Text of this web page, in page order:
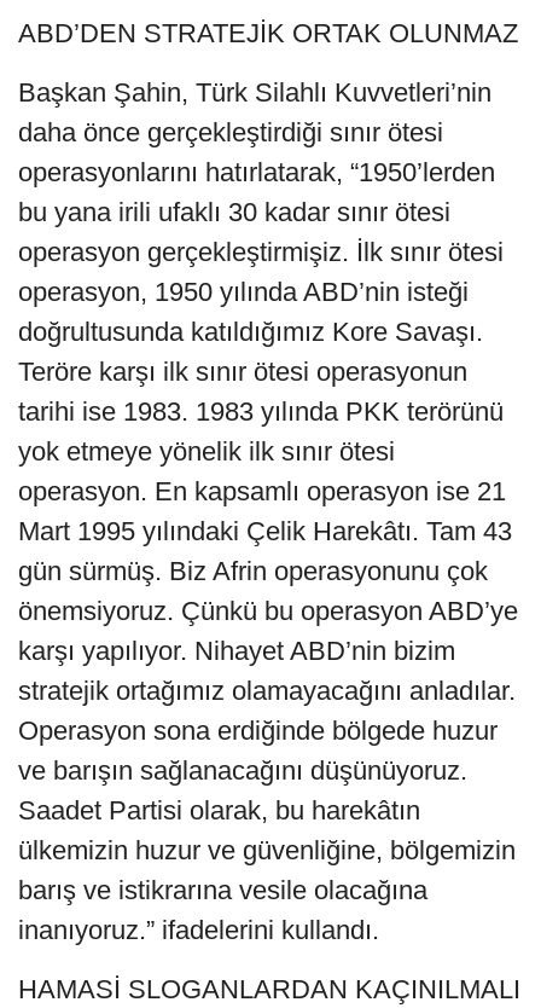
ABD’DEN STRATEJİK ORTAK OLUNMAZ
Başkan Şahin, Türk Silahlı Kuvvetleri’nin
daha önce gerçekleştirdiği sınır ötesi
operasyonlarını hatırlatarak, “1950’lerden
bu yana irili ufaklı 30 kadar sınır ötesi
operasyon gerçekleştirmişiz. İlk sınır ötesi
operasyon, 1950 yılında ABD’nin isteği
doğrultusunda katıldığımız Kore Savaşı.
Teröre karşı ilk sınır ötesi operasyonun
tarihi ise 1983. 1983 yılında PKK terörünü
yok etmeye yönelik ilk sınır ötesi
operasyon. En kapsamlı operasyon ise 21
Mart 1995 yılındaki Çelik Harekâtı. Tam 43
gün sürmüş. Biz Afrin operasyonunu çok
önemsiyoruz. Çünkü bu operasyon ABD’ye
karşı yapılıyor. Nihayet ABD’nin bizim
stratejik ortağımız olamayacağını anladılar.
Operasyon sona erdiğinde bölgede huzur
ve barışın sağlanacağını düşünüyoruz.
Saadet Partisi olarak, bu harekâtın
ülkemizin huzur ve güvenliğine, bölgemizin
barış ve istikrarına vesile olacağına
inanıyoruz.” ifadelerini kullandı.
HAMASİ SLOGANLARDAN KAÇINILMALI